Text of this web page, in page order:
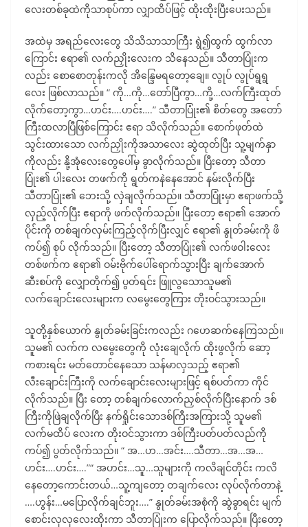
လေးတစ်ခုထဲကိုသာစုပ်ကာ လျှာထိပ်ဖြင့် ထိုးထိုးပြီးပေးသည်။
အထဲမှ အရည်လေးတွေ သိသိသာသာကြီး ရွဲ၍ထွက် ထွက်လာ
ကြောင်း ဧရာ၏ လက်ညှိုးလေးက သိနေသည်။ သီတာပြုံးက
လည်း စောစောတုန်းကလို အိန္ဒြေမရတော့ချေ။ လွုပ် လွုပ်ရွရွ
လေး ဖြစ်လာသည်။ “ ကို…ကို…တော်ပြီကွာ…ကို့…လက်ကြီးထုတ်
လိုက်တော့ကွာ…ဟင်း….ဟင်း….” သီတာပြုံး၏ စိတ်တွေ အတော်
ကြီးထလာပြီဖြစ်ကြောင်း ဧရာ သိလိုက်သည်။ စောက်ဖုတ်ထဲ
သွင်းထားသော လက်ညှိုးကိုအသာလေး ဆွဲထုတ်ပြီး သူ့မျက်နှာ
ကိုလည်း နို့အုံလေးတွေပေါ်မှ ခွာလိုက်သည်။ ပြီးတော့ သီတာ
ပြုံး၏ ပါးလေး တဖက်ကို ရွတ်ကနဲနေအောင် နမ်းလိုက်ပြီး
သီတာပြုံး၏ ဘေးသို့ လှဲချလိုက်သည်။ သီတာပြုံးမှာ ဧရာဖက်သို့
လှည့်လိုက်ပြီး ဧရာကို ဖက်လိုက်သည်။ ပြီးတော့ ဧရာ၏ အောက်
ပိုင်းကို တစ်ချက်လှမ်းကြည့်လိုက်ပြီးလျှင် ဧရာ၏ နွုတ်ခမ်းကို ဖိ
ကပ်၍ စုပ် လိုက်သည်။ ပြီးတော့ သီတာပြုံး၏ လက်ဖဝါးလေး
တစ်ဖက်က ဧရာ၏ ဝမ်းဗိုက်ပေါ်ရောက်သွားပြီး ချက်အောက်
ဆီးစပ်ကို လျှောတိုက်၍ ပွတ်ရင်း ဖြူလွသောသူမ၏
လက်ချောင်းလေးများက လမွေးတွေကြား တိုးဝင်သွားသည်။
သူတို့နှစ်ယောက် နွုတ်ခမ်းခြင်းကလည်း ဂဟေဆက်နေကြသည်။
သူမ၏ လက်က လမွေးတွေကို လုံးချေလိုက် ထိုးဖွလိုက် ဆော့
ကစားရင်း မတ်တောင်နေသော သန်မာလှသည့် ဧရာ၏
လီးချောင်းကြီးကို လက်ချောင်းလေးများဖြင့် ရစ်ပတ်ကာ ကိုင်
လိုက်သည်။ ပြီး တော့ တစ်ချက်လောက်ညှစ်လိုက်ပြီးနောက် ဒစ်
ကြီးကိုဖြဲချလိုက်ပြီး နက်ရှိုင်းသောဒစ်ကြီးအကြားသို့ သူမ၏
လက်မထိပ် လေးက တိုးဝင်သွားကာ ဒစ်ကြီးပတ်ပတ်လည်ကို
ကပ်၍ ပွတ်လိုက်သည်။ “ အ…ဟ…အင်း….သီတာ…အ…အ…
ဟင်း….ဟင်း….”“ အဟင်း…သူ…သူများကို ကလိချင်တိုင်း ကလိ
နေတော့ကောင်းတယ်…သူ့ကျတော့ တချက်လေး လုပ်လိုက်တာနဲ့
….ဟွန်း…မပြောလိုက်ချင်ဘူး….” နွုတ်ခမ်းအစုံကို ဆွဲခွာရင်း မျက်
စောင်းလှလှလေးထိုးကာ သီတာပြုံးက ပြောလိုက်သည်။ ပြီးတော့